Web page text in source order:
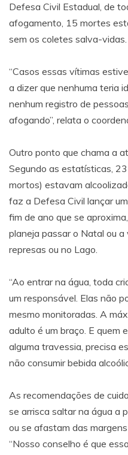
Defesa Civil Estadual, de
afogamento, 15 mortes
sem os coletes salva-vidas.
“Casos essas vítimas
a dizer que nenhuma teria
nenhum registro de
afogando”, relata o
Outro ponto que chama a
Segundo as estatísticas,
mortos) estavam
faz a Defesa Civil lançar
fim de ano que se
planeja passar o Natal ou
represas ou no Lago.
“Ao entrar na água, toda
um responsável. Elas não
mesmo monitoradas. A
adulto é um braço. E quem
alguma travessia, precisa
não consumir bebida
As recomendações de
se arrisca saltar na água a
ou se afastam das
“Nosso conselho é que